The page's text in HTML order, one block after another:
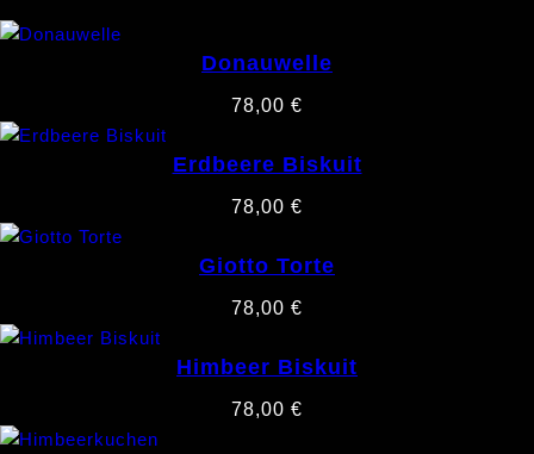
Donauwelle
78,00 €
Erdbeere Biskuit
78,00 €
Giotto Torte
78,00 €
Himbeer Biskuit
78,00 €